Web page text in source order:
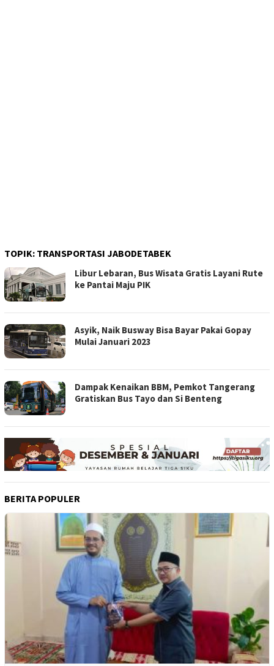
TOPIK: TRANSPORTASI JABODETABEK
Libur Lebaran, Bus Wisata Gratis Layani Rute
ke Pantai Maju PIK
Asyik, Naik Busway Bisa Bayar Pakai Gopay
Mulai Januari 2023
Dampak Kenaikan BBM, Pemkot Tangerang
Gratiskan Bus Tayo dan Si Benteng
BERITA POPULER